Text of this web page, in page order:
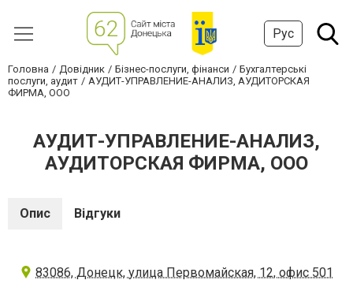
Рус
Головна Довідник Бізнес-послуги, фінанси
Бухгалтерські
послуги, аудит
АУДИТ-УПРАВЛЕНИЕ-АНАЛИЗ, АУДИТОРСКАЯ
ФИРМА, ООО
АУДИТ-УПРАВЛЕНИЕ-АНАЛИЗ,
АУДИТОРСКАЯ ФИРМА, ООО
Опис Відгуки
83086, Донецк, улица Первомайская, 12, офис 501